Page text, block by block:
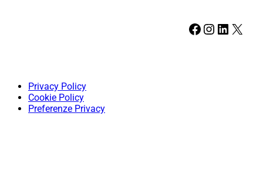
Facebook Instagram LinkedIn X
Privacy Policy
Cookie Policy
Preferenze Privacy